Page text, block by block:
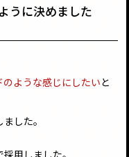
うに決めました
ような感じにしたいと
した。
用しました。